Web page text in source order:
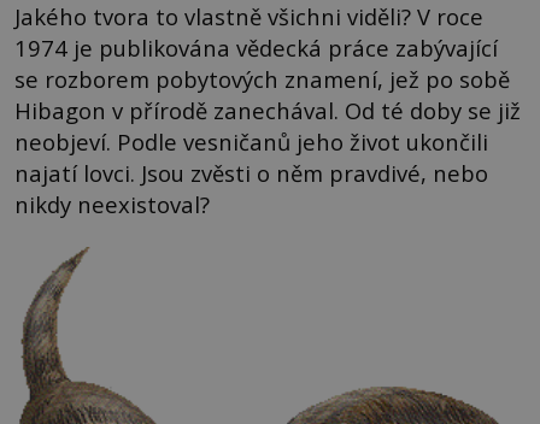
Jakého tvora to vlastně všichni viděli? V roce
1974 je publikována vědecká práce zabývající
se rozborem pobytových znamení, jež po sobě
Hibagon v přírodě zanechával. Od té doby se již
neobjeví. Podle vesničanů jeho život ukončili
najatí lovci. Jsou zvěsti o něm pravdivé, nebo
nikdy neexistoval?